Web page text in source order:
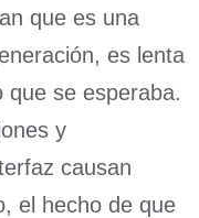
que es una
es lenta
que se esperaba.
y
causan
el hecho de que